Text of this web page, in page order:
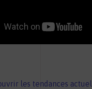
les tendances